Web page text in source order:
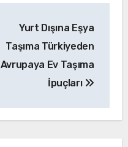
Yurt Dışına Eşya
Taşıma Türkiyeden
Avrupaya Ev Taşıma
İpuçları